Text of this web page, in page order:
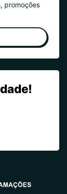
promoções